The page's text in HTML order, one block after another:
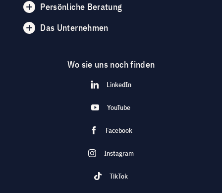
Persönliche Beratung
Das Unternehmen
Wo sie uns noch finden
LinkedIn
YouTube
Facebook
Instagram
TikTok